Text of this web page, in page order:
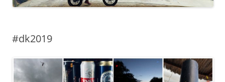
#dk2019